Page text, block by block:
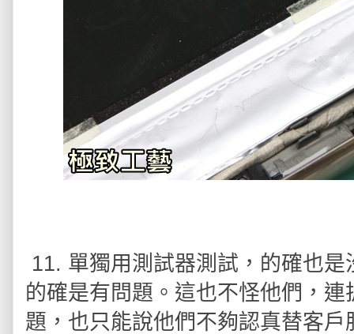
11. 單獨用測試器測試，的確也
的確是有問題。這也不怪他們，
題，也只能說他們不夠認真替客